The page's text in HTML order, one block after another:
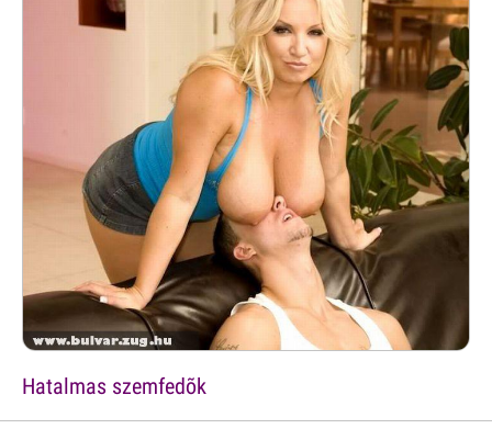
Hatalmas szemfedõk